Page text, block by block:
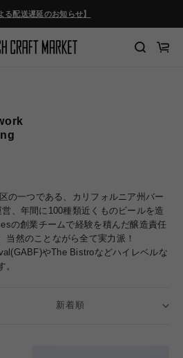
る配送遅延のお知らせ】
カ
の一つである、カリフォルニア州バー
、年間に100種類近くものビールを造
の創業チームで経験を積んだ醸造責任
当然のことながら全て実力派！
やThe Bistroなどハイレベルな
。